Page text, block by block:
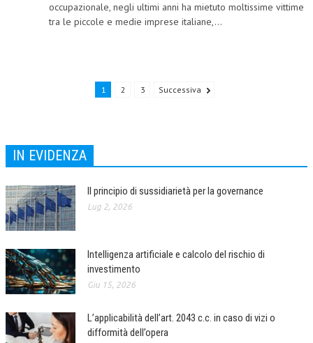
EUROPEA
NEWS
ARCHIVIO EVENTI (FINO AL 2022)
CORSI ENTI TERZI
BOLLETTINO FINANZIAMENTI
TELEGRAM
DOCUMENTI
occupazionale, negli ultimi anni ha mietuto moltissime vittime
tra le piccole e medie imprese italiane,...
1 2 3 Successiva
IN EVIDENZA
Il principio di sussidiarietà per la governance
Lug 2, 2026
Intelligenza artificiale e calcolo del rischio di
investimento
Giu 15, 2026
L’applicabilità dell’art. 2043 c.c. in caso di vizi o
difformità dell’opera